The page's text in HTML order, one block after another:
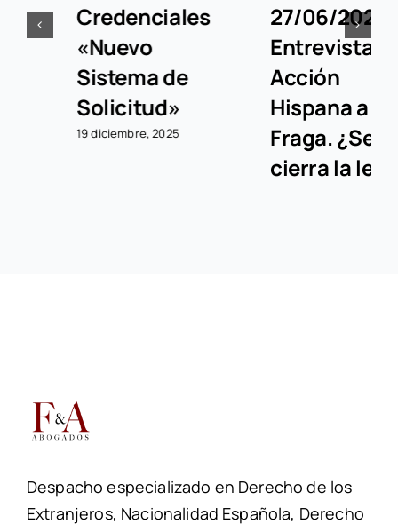
27/06/2025.
Entrevista
Acción
Hispana a Ariel
Fraga. ¿Se
11/06/2025.
Entrevista El
Toque a Ariel
Fraga. Nuevo
Sistema de
Petición de